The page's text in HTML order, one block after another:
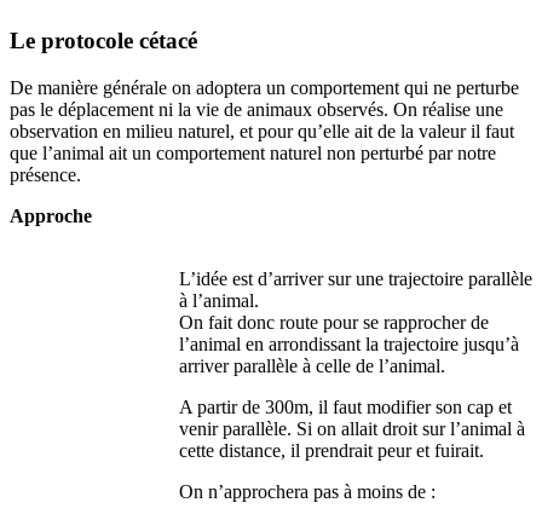
Le protocole cétacé
De manière générale on adoptera un comportement qui ne perturbe
pas le déplacement ni la vie de animaux observés. On réalise une
observation en milieu naturel, et pour qu’elle ait de la valeur il faut
que l’animal ait un comportement naturel non perturbé par notre
présence.
Approche
L’idée est d’arriver sur une trajectoire parallèle
à l’animal.
On fait donc route pour se rapprocher de
l’animal en arrondissant la trajectoire jusqu’à
arriver parallèle à celle de l’animal.
A partir de 300m, il faut modifier son cap et
venir parallèle. Si on allait droit sur l’animal à
cette distance, il prendrait peur et fuirait.
On n’approchera pas à moins de :